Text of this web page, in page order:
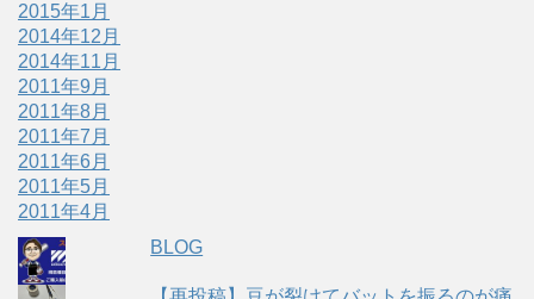
2015年1月
2014年12月
2014年11月
2011年9月
2011年8月
2011年7月
2011年6月
2011年5月
2011年4月
BLOG